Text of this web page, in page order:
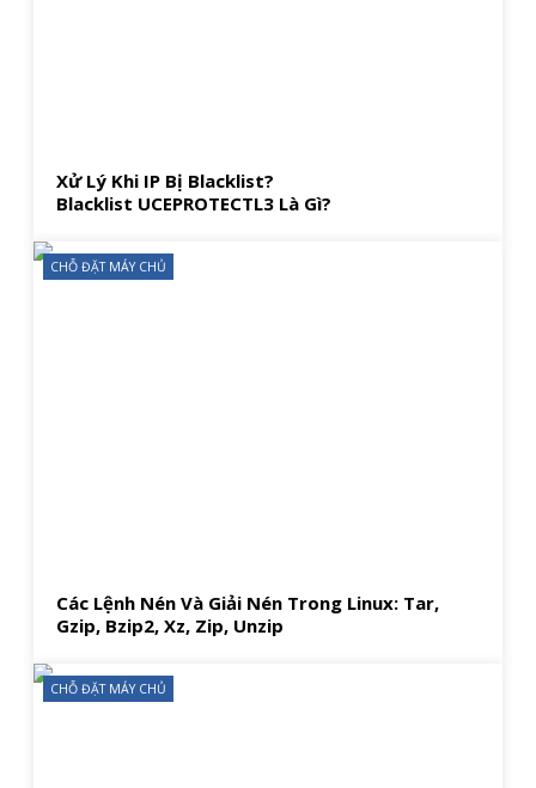
Xử Lý Khi IP Bị Blacklist?
Blacklist UCEPROTECTL3 Là Gì?
CHỖ ĐẶT MÁY CHỦ
Các Lệnh Nén Và Giải Nén Trong Linux: Tar,
Gzip, Bzip2, Xz, Zip, Unzip
CHỖ ĐẶT MÁY CHỦ